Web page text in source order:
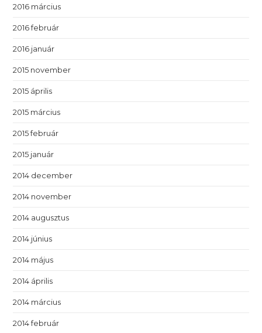
2016 március
2016 február
2016 január
2015 november
2015 április
2015 március
2015 február
2015 január
2014 december
2014 november
2014 augusztus
2014 június
2014 május
2014 április
2014 március
2014 február